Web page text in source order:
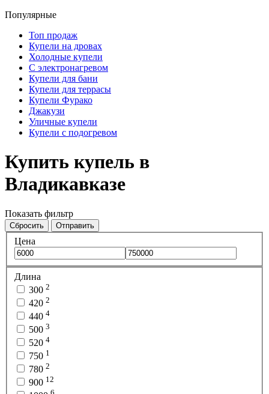
Популярные
Топ продаж
Купели на дровах
Холодные купели
С электронагревом
Купели для бани
Купели для террасы
Купели Фурако
Джакузи
Уличные купели
Купели с подогревом
Купить купель в
Владикавказе
Показать фильтр
Сбросить Отправить
Цена
Длина
300 2
420 2
440 4
500 3
520 4
750 1
780 2
900 12